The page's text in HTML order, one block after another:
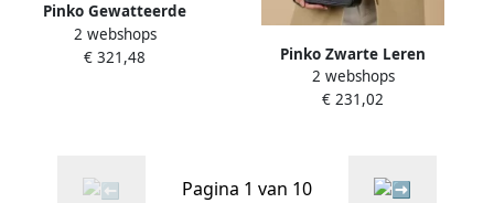
Pinko Gewatteerde
Crossbody Tas Nude
Neutrals Beige Dames
2 webshops
€ 321,48
Pinko Zwarte Leren
Schoudertas met
Geborduurd Logo Black
2 webshops
€ 231,02
Pagina 1 van 10